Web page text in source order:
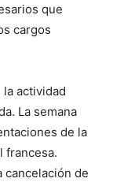
que
cargos
actividad
La semana
de la
francesa.
cancelación de